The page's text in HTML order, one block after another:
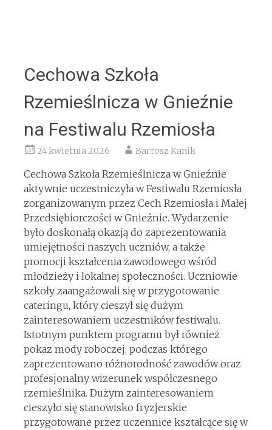
Cechowa Szkoła
Rzemieślnicza w Gnieźnie
na Festiwalu Rzemiosła
24 kwietnia 2026 Bartosz Kanik
Cechowa Szkoła Rzemieślnicza w Gnieźnie
aktywnie uczestniczyła w Festiwalu Rzemiosła
zorganizowanym przez Cech Rzemiosła i Małej
Przedsiębiorczości w Gnieźnie. Wydarzenie
było doskonałą okazją do zaprezentowania
umiejętności naszych uczniów, a także
promocji kształcenia zawodowego wśród
młodzieży i lokalnej społeczności. Uczniowie
szkoły zaangażowali się w przygotowanie
cateringu, który cieszył się dużym
zainteresowaniem uczestników festiwalu.
Istotnym punktem programu był również
pokaz mody roboczej, podczas którego
zaprezentowano różnorodność zawodów oraz
profesjonalny wizerunek współczesnego
rzemieślnika. Dużym zainteresowaniem
cieszyło się stanowisko fryzjerskie
przygotowane przez uczennice kształcące się w